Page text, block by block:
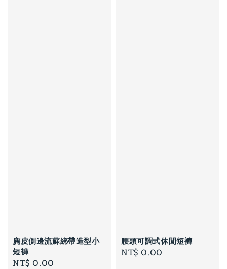
麂皮側邊流蘇綁帶造型小
短褲
Regular
NT$ 0.00
腰頭可調式休閒短褲
Regular
NT$ 0.00